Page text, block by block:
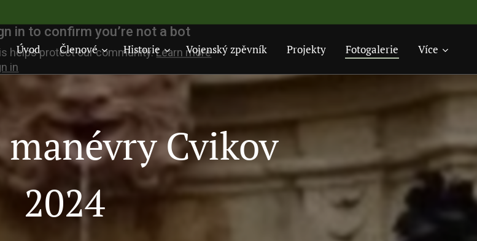
Úvod Členové Historie Vojenský zpěvník Projekty Fotogalerie Více
manévry Cvikov
2024